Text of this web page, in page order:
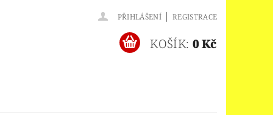
PŘIHLÁŠENÍ | REGISTRACE
KOŠÍK: 0 Kč